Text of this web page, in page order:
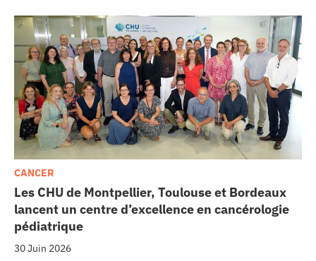
Les CHU de Montpellier, Toulouse et Bordeaux
lancent un centre d’excellence en cancérologie
pédiatrique
30 Juin 2026
CANCER